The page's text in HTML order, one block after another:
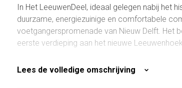
In Het LeeuwenDeel, ideaal gelegen nabij het
duurzame, energiezuinige en comfortabele
voetgangerspromenade van Nieuw Delft. Het
eerste verdieping aan het nieuwe
Naast de entree aan de parkzijde is er aan de
Lees de volledige omschrijving